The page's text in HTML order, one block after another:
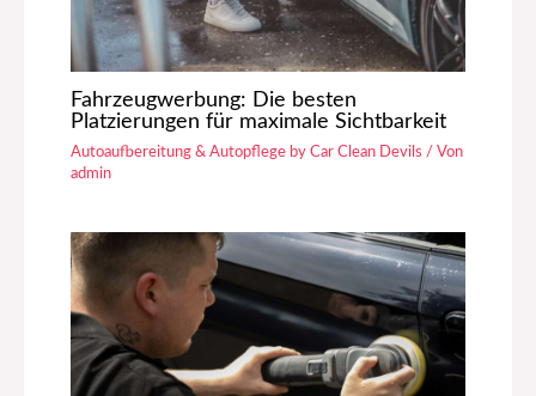
Fahrzeugwerbung: Die besten
Platzierungen für maximale Sichtbarkeit
Autoaufbereitung & Autopflege by Car Clean Devils / Von
admin